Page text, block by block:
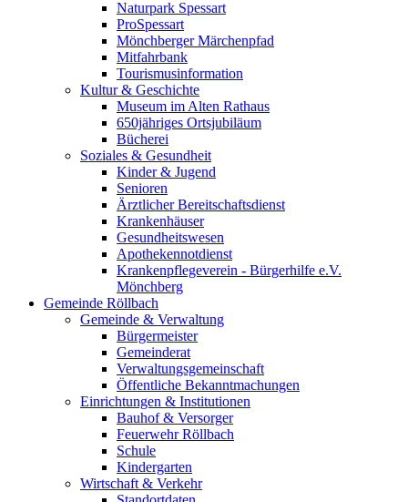
Naturpark Spessart
ProSpessart
Mönchberger Märchenpfad
Mitfahrbank
Tourismusinformation
Kultur & Geschichte
Museum im Alten Rathaus
650jähriges Ortsjubiläum
Bücherei
Soziales & Gesundheit
Kinder & Jugend
Senioren
Ärztlicher Bereitschaftsdienst
Krankenhäuser
Gesundheitswesen
Apothekennotdienst
Krankenpflegeverein - Bürgerhilfe e.V.
Mönchberg
Gemeinde Röllbach
Gemeinde & Verwaltung
Bürgermeister
Gemeinderat
Verwaltungsgemeinschaft
Öffentliche Bekanntmachungen
Einrichtungen & Institutionen
Bauhof & Versorger
Feuerwehr Röllbach
Schule
Kindergarten
Wirtschaft & Verkehr